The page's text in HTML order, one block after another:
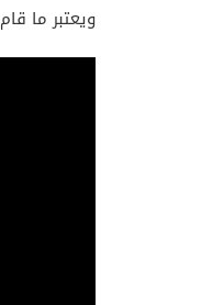
ويعتبر ما